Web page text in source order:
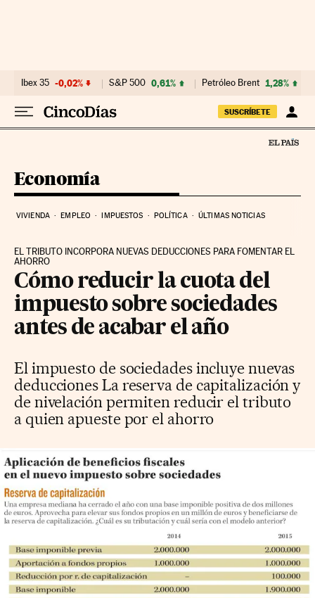
Ibex 35 -0,02% S&P 500 0,61% Petróleo Brent 1,28%
SUSCRÍBETE
Economía
VIVIENDA EMPLEO IMPUESTOS POLÍTICA ÚLTIMAS NOTICIAS
EL TRIBUTO INCORPORA NUEVAS DEDUCCIONES PARA FOMENTAR EL
AHORRO
Cómo reducir la cuota del
impuesto sobre sociedades
antes de acabar el año
El impuesto de sociedades incluye nuevas
deducciones La reserva de capitalización y
de nivelación permiten reducir el tributo
a quien apueste por el ahorro